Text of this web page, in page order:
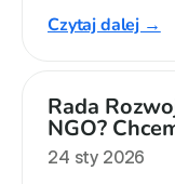
Czytaj dalej →
Rada
NGO?
24 sty 2026